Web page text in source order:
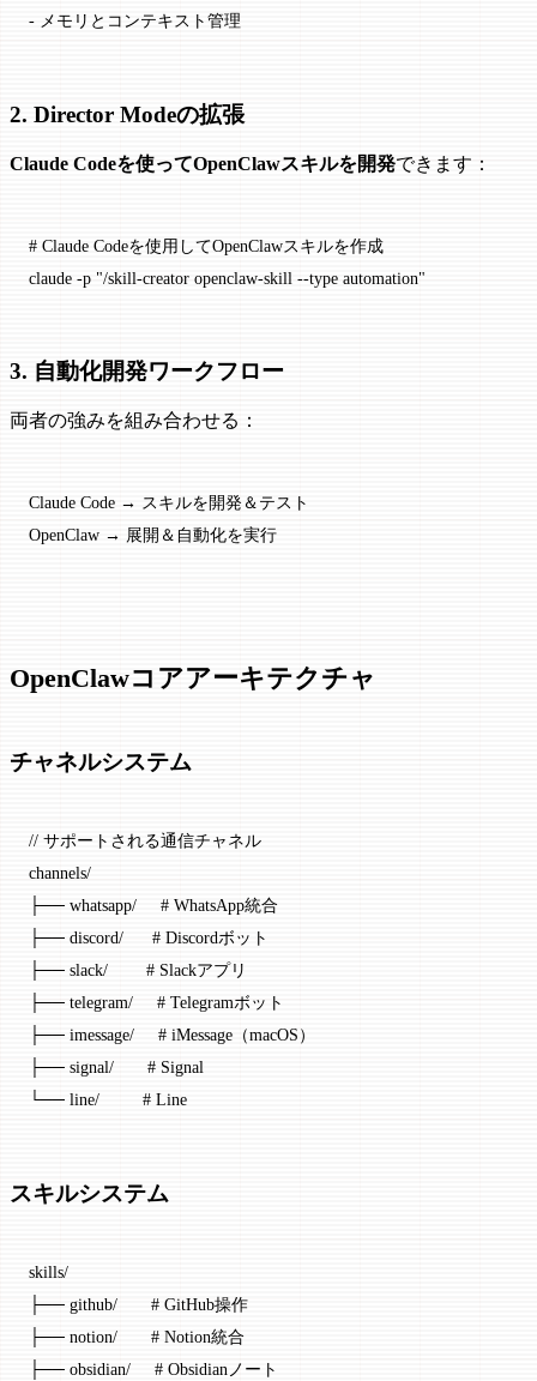
- メモリとコンテキスト管理
2. Director Modeの拡張
Claude Codeを使ってOpenClawスキルを開発できます：
# Claude Codeを使用してOpenClawスキルを作成
claude -p "/skill-creator openclaw-skill --type automation"
3. 自動化開発ワークフロー
両者の強みを組み合わせる：
Claude Code → スキルを開発＆テスト
OpenClaw → 展開＆自動化を実行
OpenClawコアアーキテクチャ
チャネルシステム
// サポートされる通信チャネル
channels/
├── whatsapp/
     # WhatsApp統合
├── discord/
      # Discordボット
├── slack/
        # Slackアプリ
├── telegram/
     # Telegramボット
├── imessage/
     # iMessage（macOS）
├── signal/
       # Signal
└── line/
         # Line
スキルシステム
skills/
├── github/
       # GitHub操作
├── notion/
       # Notion統合
├── obsidian/
     # Obsidianノート